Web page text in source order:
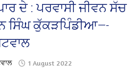
ਦੇ : ਪਰਵਾਸੀ ਜੀਵਨ ਸੱਚ
ਸਿੰਘ ਕੁੱਕੜਪਿੰਡੀਆ—-
1 August 2022